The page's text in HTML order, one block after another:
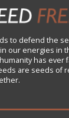
to defend the
our energies in
has ever
are seeds of